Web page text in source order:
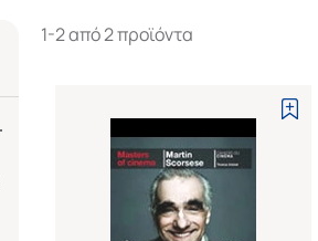
1-2 από 2 προϊόντα